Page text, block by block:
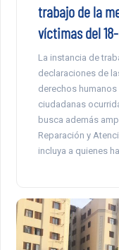
trabajo de la
víctimas del
La instancia de
declaraciones de
derechos
ciudadanas
busca además
Reparación y
incluya a quienes